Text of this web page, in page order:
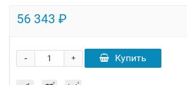
56 343 ₽
+
- Купить